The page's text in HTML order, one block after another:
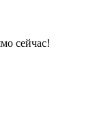
сейчас!